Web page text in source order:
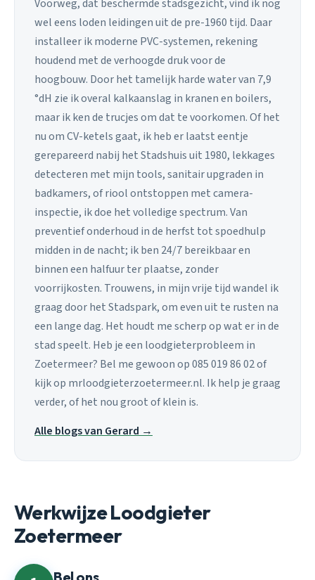
Voorweg, dat beschermde stadsgezicht, vind ik nog
wel eens loden leidingen uit de pre-1960 tijd. Daar
installeer ik moderne PVC-systemen, rekening
houdend met de verhoogde druk voor de
hoogbouw. Door het tamelijk harde water van 7,9
°dH zie ik overal kalkaanslag in kranen en boilers,
maar ik ken de trucjes om dat te voorkomen. Of het
nu om CV-ketels gaat, ik heb er laatst eentje
gerepareerd nabij het Stadshuis uit 1980, lekkages
detecteren met mijn tools, sanitair upgraden in
badkamers, of riool ontstoppen met camera-
inspectie, ik doe het volledige spectrum. Van
preventief onderhoud in de herfst tot spoedhulp
midden in de nacht; ik ben 24/7 bereikbaar en
binnen een halfuur ter plaatse, zonder
voorrijkosten. Trouwens, in mijn vrije tijd wandel ik
graag door het Stadspark, om even uit te rusten na
een lange dag. Het houdt me scherp op wat er in de
stad speelt. Heb je een loodgieterprobleem in
Zoetermeer? Bel me gewoon op 085 019 86 02 of
kijk op mrloodgieterzoetermeer.nl. Ik help je graag
verder, of het nou groot of klein is.
Alle blogs van Gerard →
Werkwijze Loodgieter
Zoetermeer